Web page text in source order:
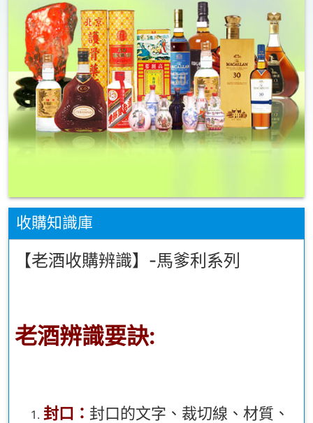
收購知識庫
【老酒收購辨識】-馬爹利系列
老酒辨識要訣:
封口： 封口的文字、裁切線、材質、